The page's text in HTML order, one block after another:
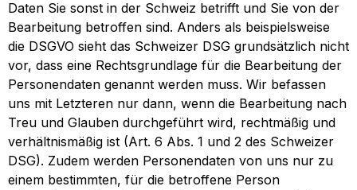
Daten Sie sonst in der Schweiz betrifft und Sie von der
Bearbeitung betroffen sind. Anders als beispielsweise
die DSGVO sieht das Schweizer DSG grundsätzlich nicht
vor, dass eine Rechtsgrundlage für die Bearbeitung der
Personendaten genannt werden muss. Wir befassen
uns mit Letzteren nur dann, wenn die Bearbeitung nach
Treu und Glauben durchgeführt wird, rechtmäßig und
verhältnismäßig ist (Art. 6 Abs. 1 und 2 des Schweizer
DSG). Zudem werden Personendaten von uns nur zu
einem bestimmten, für die betroffene Person